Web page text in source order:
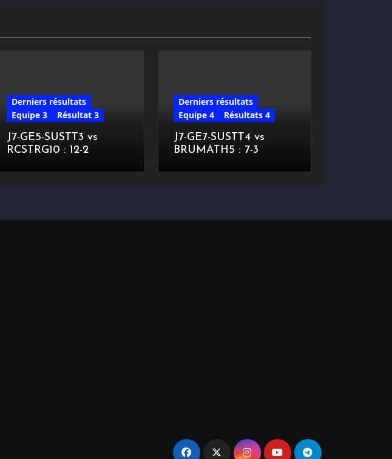
Derniers résultats
Equipe 3
Résultat 3
J7-GE5-SUSTT3 vs
RCSTRG10 : 12-2
Derniers résultats
Equipe 4
Résultats 4
J7-GE7-SUSTT4 vs
BRUMATH5 : 7-3